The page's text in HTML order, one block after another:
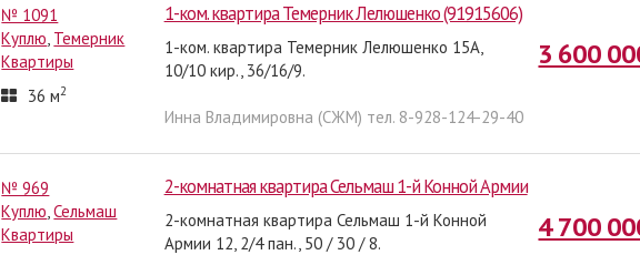
№ 1091
Куплю, Темерник
Квартиры
36 м2
1-ком. квартира Темерник Лелюшенко (91915606)
3 600
1-ком. квартира Темерник Лелюшенко 15А,
10/10 кир., 36/16/9.
Инна Владимировна (СЖМ) тел. 8-928-124-29-40
№ 969
Куплю,Сельмаш
Квартиры
2-комнатная квартира Сельмаш 1-й Конной Армии
4 700
2-комнатная квартира Сельмаш 1-й Конной
Армии 12, 2/4 пан., 50 / 30 / 8.